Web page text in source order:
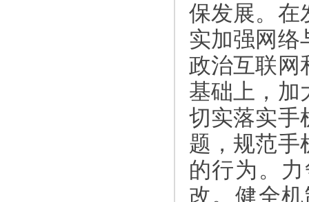
保发展。在
实加强网络
政治互联网
基础上，加
切实落实手
题，规范手
的行为。
改。健全